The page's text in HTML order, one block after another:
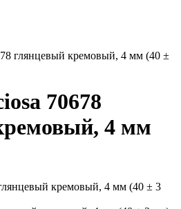
глянцевый кремовый, 4 мм (40 ±
70678
4 мм